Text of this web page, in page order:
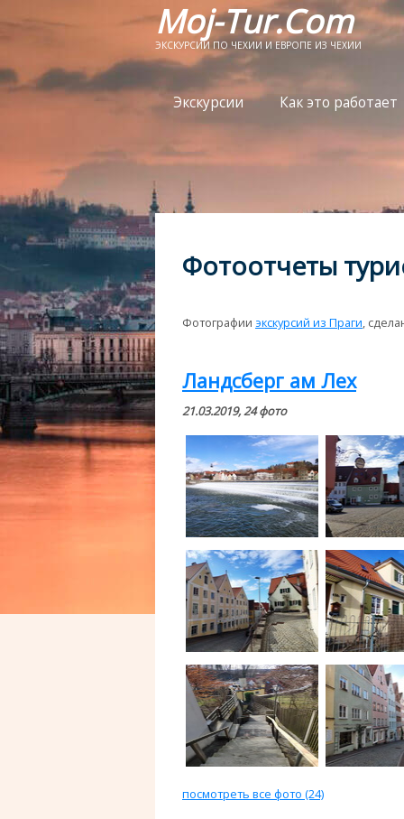
Moj-Tur.Com
ЭКСКУРСИИ ПО ЧЕХИИ И ЕВРОПЕ ИЗ ЧЕХИИ
Экскурсии Как это работает
Фотоотчеты
Фотографии экскурсий из Праги,
Ландсберг ам Лех
21.03.2019, 24 фото
посмотреть все фото (24)